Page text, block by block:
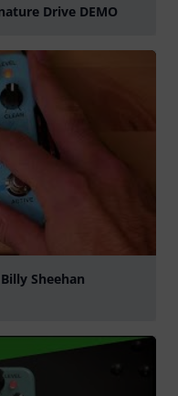
Drive DEMO
Billy Sheehan